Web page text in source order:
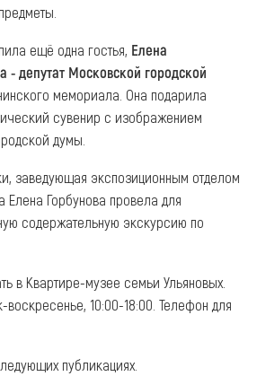
ещё одна гостья, Елена
- депутат Московской городской
мемориала. Она подарила
сувенир с изображением
думы.
заведующая экспозиционным отделом
Горбунова провела для
содержательную экскурсию по
в Квартире-музее семьи Ульяновых.
10:00-18:00. Телефон для
публикациях.